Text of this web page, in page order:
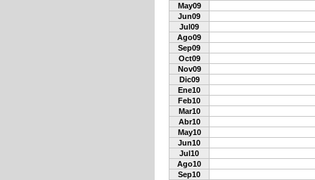
May09
Jun09
Jul09
Ago09
Sep09
Oct09
Nov09
Dic09
Ene10
Feb10
Mar10
Abr10
May10
Jun10
Jul10
Ago10
Sep10